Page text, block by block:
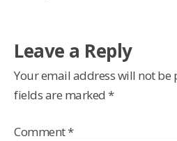
Leave a Reply
Your email address will not be
fields are marked *
Comment*